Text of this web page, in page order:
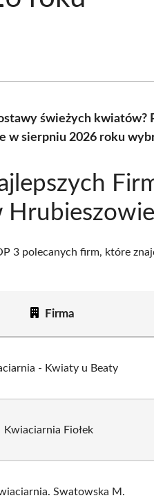
świeżych
w sierpniu 2026 roku
Hrubieszowie
3 polecanych firm, które
Firma
- Kwiaty u Beaty
Kwiaciarnia Fiołek
Swatowska M.